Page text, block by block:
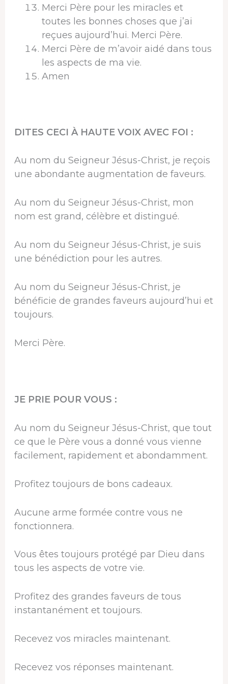
Merci Père pour les miracles et
toutes les bonnes choses que j’ai
reçues aujourd’hui. Merci Père.
Merci Père de m’avoir aidé dans tous
les aspects de ma vie.
Amen
DITES CECI À HAUTE VOIX AVEC FOI :
Au nom du Seigneur Jésus-Christ, je reçois
une abondante augmentation de faveurs.
Au nom du Seigneur Jésus-Christ, mon
nom est grand, célèbre et distingué.
Au nom du Seigneur Jésus-Christ, je suis
une bénédiction pour les autres.
Au nom du Seigneur Jésus-Christ, je
bénéficie de grandes faveurs aujourd’hui et
toujours.
Merci Père.
JE PRIE POUR VOUS :
Au nom du Seigneur Jésus-Christ, que tout
ce que le Père vous a donné vous vienne
facilement, rapidement et abondamment.
Profitez toujours de bons cadeaux.
Aucune arme formée contre vous ne
fonctionnera.
Vous êtes toujours protégé par Dieu dans
tous les aspects de votre vie.
Profitez des grandes faveurs de tous
instantanément et toujours.
Recevez vos miracles maintenant.
Recevez vos réponses maintenant.